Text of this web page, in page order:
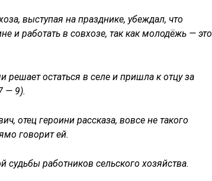
выступая на празднике, убеждал, что
и работать в совхозе, так как молодёжь — это
остаться в селе и пришла к отцу за
— 9).
отец героини рассказа, вовсе не такого
говорит ей.
судьбы работников сельского хозяйства.